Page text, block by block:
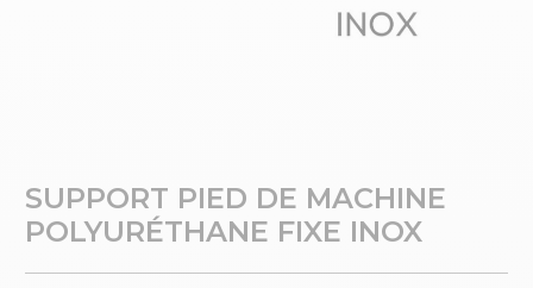
SUPPORT PIED DE MACHINE
POLYURÉTHANE FIXE INOX